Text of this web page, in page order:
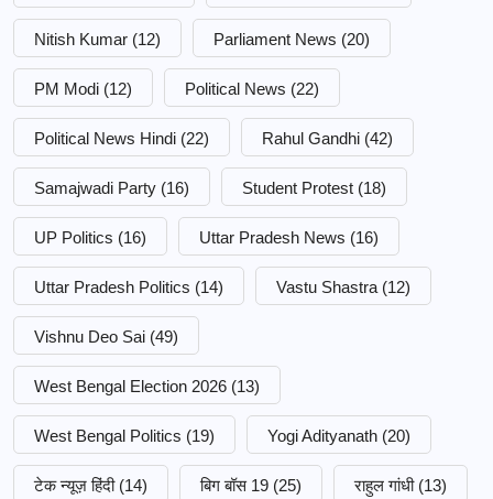
Nitish Kumar (12) Parliament News (20)
PM Modi (12) Political News (22)
Political News Hindi (22) Rahul Gandhi (42)
Samajwadi Party (16) Student Protest (18)
UP Politics (16) Uttar Pradesh News (16)
Uttar Pradesh Politics (14) Vastu Shastra (12)
Vishnu Deo Sai (49)
West Bengal Election 2026 (13)
West Bengal Politics (19) Yogi Adityanath (20)
टेक न्यूज़ हिंदी (14) बिग बॉस 19 (25) राहुल गांधी (13)